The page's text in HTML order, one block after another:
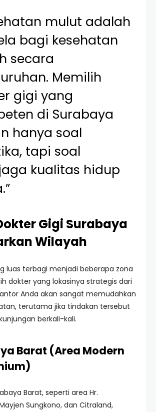
mulut adalah
bagi kesehatan
secara
Memilih
gigi yang
di Surabaya
hanya soal
tapi soal
kualitas hidup
Gigi Surabaya
Wilayah
luas terbagi menjadi beberapa zona
dokter yang lokasinya strategis dari
Anda akan sangat memudahkan
terutama jika tindakan tersebut
berkali-kali.
Barat (Area Modern
Barat, seperti area Hr.
Sungkono, dan Citraland,